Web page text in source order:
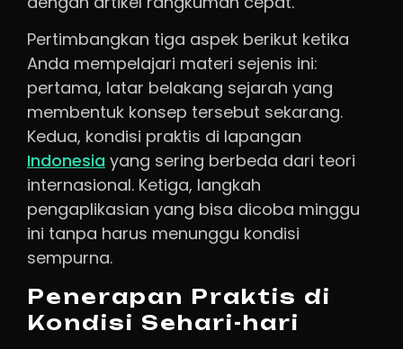
Pertimbangkan tiga aspek berikut ketika
Anda mempelajari materi sejenis ini:
pertama, latar belakang sejarah yang
membentuk konsep tersebut sekarang.
Kedua, kondisi praktis di lapangan
Indonesia yang sering berbeda dari teori
internasional. Ketiga, langkah
pengaplikasian yang bisa dicoba minggu
ini tanpa harus menunggu kondisi
sempurna.
Penerapan Praktis di
Kondisi Sehari-hari